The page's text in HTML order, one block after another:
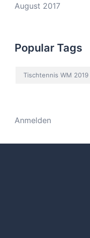
August 2017
Popular Tags
Tischtennis WM 2019
Anmelden